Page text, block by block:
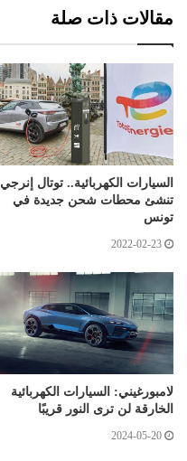
مقالات ذات صلة
السيارات الكهربائية.. توتال إنرجي
تنشئ محطات شحن جديدة في
تونس
2022-02-23
لامبورغيني: السيارات الكهربائية
الخارقة لن ترى النور قريبًا
2024-05-20